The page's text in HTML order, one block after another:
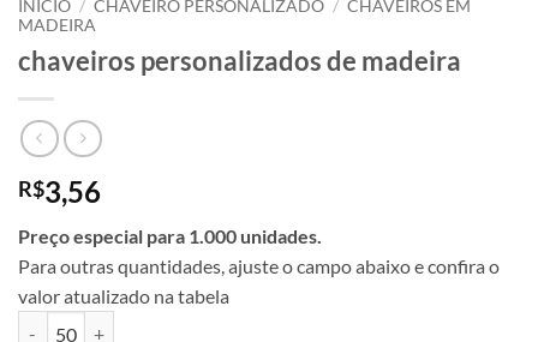
INÍCIO / CHAVEIRO PERSONALIZADO / CHAVEIROS EM
MADEIRA
chaveiros personalizados de madeira
R$3,56
Preço especial para 1.000 unidades.
Para outras quantidades, ajuste o campo abaixo e confira o
valor atualizado na tabela